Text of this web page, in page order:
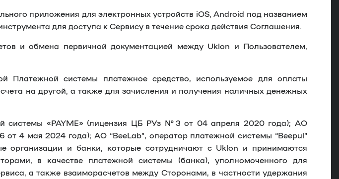
приложения для электронных устройств iOS, Android под названием
для доступа к Сервису в течение срока действия Соглашения.
и обмена первичной документацией между Uklon и Пользователем,
Платежной системы платежное средство, используемое для оплаты
на другой, а также для зачисления и получения наличных денежных
системы «PAYME» (лицензия ЦБ РУз №3 от 04 апреля 2020 года); АО
4 мая 2024 года); АО “BeeLab”, оператор платежной системы “Beepul”
и банки, которые сотрудничают с Uklon и принимаются
в качестве платежной системы (банка), уполномоченного для
а также взаиморасчетов между Сторонами, в частности удержания